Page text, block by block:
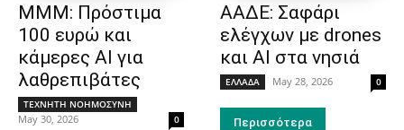
ΜΜΜ: Πρόστιμα
100 ευρώ και
κάμερες ΑΙ για
λαθρεπιβάτες
ΤΕΧΝΗΤΗ ΝΟΗΜΟΣΥΝΗ
May 30, 2026 0
ΑΑΔΕ: Σαφάρι
ελέγχων με drones
και AI στα νησιά
ΕΛΛΑΔΑ May 28, 2026 0
Περισσότερα